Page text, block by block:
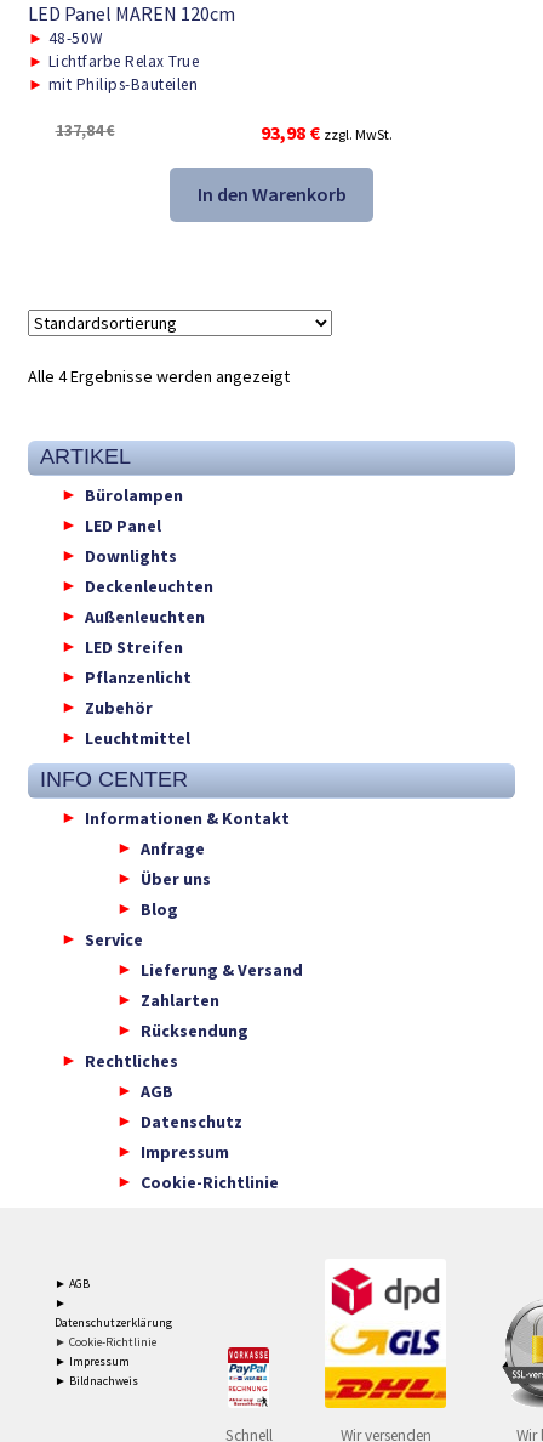
LED Panel MAREN 120cm
► 48-50W
► Lichtfarbe Relax True
► mit Philips-Bauteilen
137,84€
Ursprünglicher
Preis
war:
137,84 €
93,98 €Aktueller
Preis
ist:
93,98 €.
zzgl. MwSt.
In den Warenkorb
Alle 4 Ergebnisse werden angezeigt
ARTIKEL
Bürolampen
LED Panel
Downlights
Deckenleuchten
Außenleuchten
LED Streifen
Pflanzenlicht
Zubehör
Leuchtmittel
INFO CENTER
Informationen & Kontakt
Anfrage
Über uns
Blog
Service
Lieferung & Versand
Zahlarten
Rücksendung
Rechtliches
AGB
Datenschutz
Impressum
Cookie-Richtlinie
► AGB
►
Datenschutzerklärung
► Cookie-Richtlinie
► Impressum
► Bildnachweis
Schnell
Wir versenden
Wir